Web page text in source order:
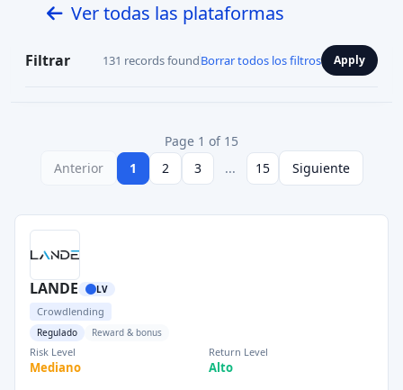
Ver todas las plataformas
Filtrar 131 records foundBorrar todos los filtros Apply
Page 1 of 15
Anterior
1 2 3 ... 15 Siguiente
LANDE LV
Crowdlending
Regulado Reward & bonus
Risk Level
Mediano
Return Level
Alto